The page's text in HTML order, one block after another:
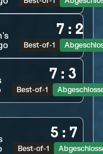
7 : 2
Best-of-1
7 : 3
Best-of-1
5 : 7
Best-of-1